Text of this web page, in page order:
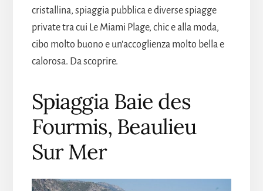
cristallina, spiaggia pubblica e diverse spiagge
private tra cui Le Miami Plage, chic e alla moda,
cibo molto buono e un'accoglienza molto bella e
calorosa. Da scoprire.
Spiaggia Baie des
Fourmis, Beaulieu
Sur Mer